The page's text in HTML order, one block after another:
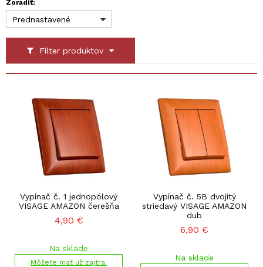
Filter produktov
Zoradiť:
Prednastavené
Vypínač č. 1 jednopólový
VISAGE AMAZON čerešňa
4,90 €
Na sklade
Môžete mať už zajtra.
Vypínač č. 5B dvojitý
striedavý VISAGE AMAZON
dub
6,90 €
Na sklade